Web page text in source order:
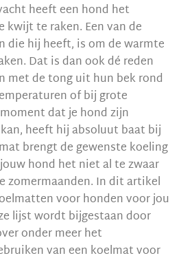
heeft een hond het
te raken. Een van de
die hij heeft, is om de warmte
Dat is dan ook dé reden
met de tong uit hun bek rond
of bij grote
dat je hond zijn
heeft hij absoluut baat bij
brengt de gewenste koeling
hond het niet al te zwaar
zomermaanden. In dit artikel
voor honden voor jou
lijst wordt bijgestaan door
onder meer het
van een koelmat voor